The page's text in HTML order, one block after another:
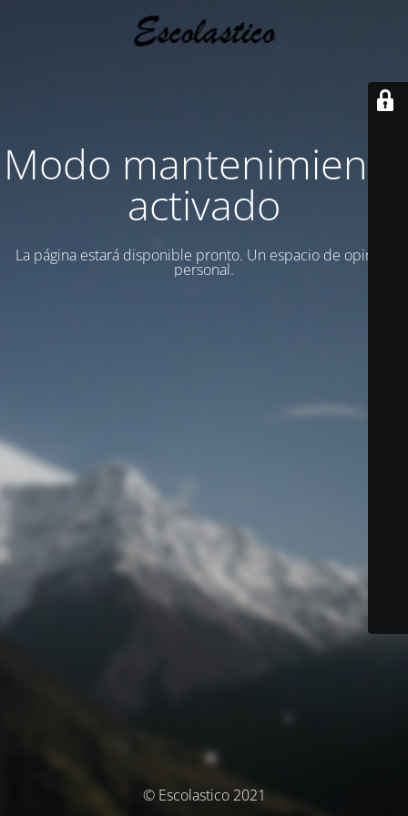
Modo mantenimiento
activado
La página estará disponible pronto. Un espacio de opinion
personal.
© Escolastico 2021